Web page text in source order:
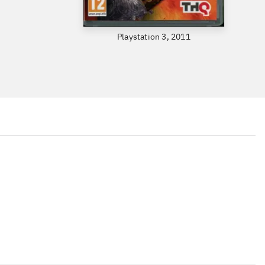
Playstation 3, 2011